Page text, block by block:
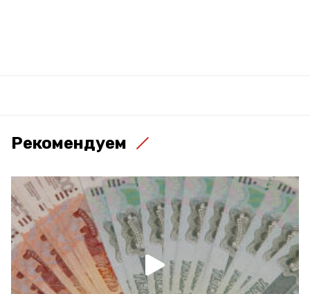
Рекомендуем